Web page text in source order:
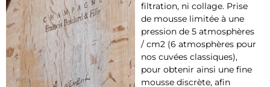
filtration, ni collage. Prise
de mousse limitée à une
pression de 5 atmosphères
/ cm2 (6 atmosphères pour
nos cuvées classiques),
pour obtenir ainsi une fine
mousse discrète, afin